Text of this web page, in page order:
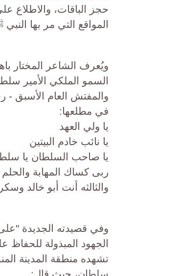
حجز الباقات، والاطلاع
المواقع التي مر بها
ويُعرف الشاعر المختار
السمو الملكي الأمير
والمفتش العام الأسبق -
في مطلعها:
يا ولي العهد
يا نائب خادم البيتين
يا صاحب السلطان يا
ربى كساك المهابة
والثالثه أنت أبو خالد
وفي قصيدته الجديدة
الجهود المبذولة للحفاظ
تشهده منطقة المدينة
سلطان، حيث قال: